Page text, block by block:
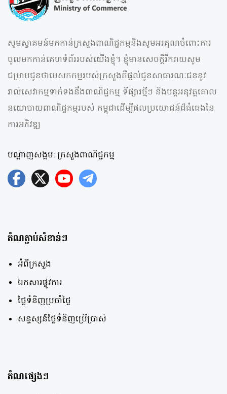
សូមស្វាគមន៍មកកាន់ក្រសួងពាណិជ្ជកម្មនិងសូមអរគុណចំពោះការ
ចូលមកកាន់គេហទំព័ររបស់យើងខ្ញុំ។ ខ្ញុំមានសេចក្តីរីករាយសូម
ជម្រាបជូនថាបេសកកម្មរបស់ក្រសួងគឺផ្តល់ជូនសាធារណៈជននូវ
រាល់សេវាកម្មទាក់ទងនឹងពាណិជ្ជកម្ម ទីផ្សារថ្មីៗ និងបន្តអនុវត្តគោល
នយោបាយពាណិជ្ជកម្មរបស់ កម្ពុជាដើម្បីផលប្រយោជន៍ដ៏ធំធេងនៃ
ការអភិវឌ្ឍ
បណ្តាញសង្គម: ក្រសួងពាណិជ្ជកម្ម
តំណភ្ជាប់សំខាន់ៗ
អំពីក្រសួង
ឯកសារផ្លូវការ
ថ្លៃទំនិញប្រចាំថ្ងៃ
សន្ទស្សន៍ថ្លៃទំនិញប្រើប្រាស់
តំណផ្សេងៗ